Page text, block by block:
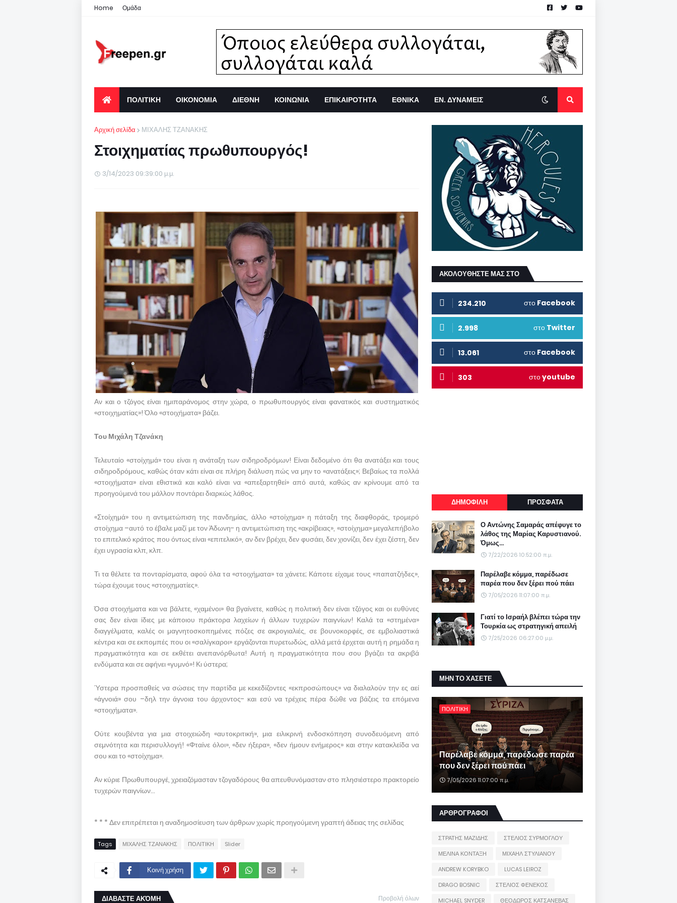
Home Ομάδα
ΠΟΛΙΤΙΚΗ ΟΙΚΟΝΟΜΙΑ ΔΙΕΘΝΗ ΚΟΙΝΩΝΙΑ ΕΠΙΚΑΙΡΟΤΗΤΑ ΕΘΝΙΚΑ ΕΝ. ΔΥΝΑΜΕΙΣ
Αρχική σελίδα ΜΙΧΑΛΗΣ ΤΖΑΝΑΚΗΣ
Στοιχηματίας πρωθυπουργός!
3/14/2023 09:39:00 μ.μ.
Αν και ο τζόγος είναι ημιπαράνομος στην χώρα, ο πρωθυπουργός είναι φανατικός και συστηματικός
«στοιχηματίας»! Όλο «στοιχήματα» βάζει.
Του Μιχάλη Τζανάκη
Τελευταίο «στοίχημά» του είναι η ανάταξη των σιδηροδρόμων! Είναι δεδομένο ότι θα ανατάξει και τους
σιδηροδρόμους, καθώς όταν κάτι είναι σε πλήρη διάλυση πώς να μην το «ανατάξεις»; Βεβαίως τα πολλά
«στοιχήματα» είναι εθιστικά και καλό είναι να «απεξαρτηθεί» από αυτά, καθώς αν κρίνουμε από τα
προηγούμενά του μάλλον ποντάρει διαρκώς λάθος.
«Στοίχημά» του η αντιμετώπιση της πανδημίας, άλλο «στοίχημα» η πάταξη της διαφθοράς, τρομερό
στοίχημα –αυτό το έβαλε μαζί με τον Άδωνη- η αντιμετώπιση της «ακρίβειας», «στοίχημα» μεγαλεπήβολο
το επιτελικό κράτος που όντως είναι «επιτελικό», αν δεν βρέχει, δεν φυσάει, δεν χιονίζει, δεν έχει ζέστη, δεν
έχει υγρασία κλπ, κλπ.
Τι τα θέλετε τα πονταρίσματα, αφού όλα τα «στοιχήματα» τα χάνετε; Κάποτε είχαμε τους «παπατζήδες»,
τώρα έχουμε τους «στοιχηματίες».
Όσα στοιχήματα και να βάλετε, «χαμένοι» θα βγαίνετε, καθώς η πολιτική δεν είναι τζόγος και οι ευθύνες
σας δεν είναι ίδιες με κάποιου πράκτορα λαχείων ή άλλων τυχερών παιγνίων! Καλά τα «στημένα»
διαγγέλματα, καλές οι μαγνητοσκοπημένες πόζες σε ακρογιαλιές, σε βουνοκορφές, σε εμβολιαστικά
κέντρα και σε εκπομπές που οι «σαλίγκαροι» εργάζονται πυρετωδώς, αλλά μετά έρχεται αυτή η ρημάδα η
πραγματικότητα και σε εκθέτει ανεπανόρθωτα! Αυτή η πραγματικότητα που σου βγάζει τα ακριβά
ενδύματα και σε αφήνει «γυμνό»! Κι ύστερα;
Ύστερα προσπαθείς να σώσεις την παρτίδα με κεκεδίζοντες «εκπροσώπους» να διαλαλούν την ες αεί
«άγνοιά» σου –δηλ την άγνοια του άρχοντος- και εσύ να τρέχεις πέρα δώθε να βάζεις τα επόμενα
«στοιχήματα».
Ούτε κουβέντα για μια στοιχειώδη «αυτοκριτική», μια ειλικρινή ενδοσκόπηση συνοδευόμενη από
σεμνότητα και περισυλλογή! «Φταίνε όλοι», «δεν ήξερα», «δεν ήμουν ενήμερος» και στην κατακλείδα να
σου και το «στοίχημα».
Αν κύριε Πρωθυπουργέ, χρειαζόμασταν τζογαδόρους θα απευθυνόμασταν στο πλησιέστερο πρακτορείο
τυχερών παιγνίων…
* * * Δεν επιτρέπεται η αναδημοσίευση των άρθρων χωρίς προηγούμενη γραπτή άδειας της σελίδας
Tags ΜΙΧΑΛΗΣ ΤΖΑΝΑΚΗΣ ΠΟΛΙΤΙΚΗ Slider
Κοινή χρήση
ΔΙΑΒΑΣΤΕ ΑΚΌΜΗ Προβολή όλων
ΑΚΟΛΟΥΘΗΣΤΕ ΜΑΣ ΣΤΟ
234.210 στο Facebook
2.998 στο Twitter
13.061 στο Facebook
303 στοyoutube
ΔΗΜΟΦΙΛΗ ΠΡΟΣΦΑΤΑ
Ο Αντώνης Σαμαράς απέφυγε το
λάθος της Μαρίας Καρυστιανού.
Όμως...
7/22/2026 10:52:00 π.μ.
Παρέλαβε κόμμα, παρέδωσε
παρέα που δεν ξέρει πού πάει
7/05/2026 11:07:00 π.μ.
Γιατί το Ισραήλ βλέπει τώρα την
Τουρκία ως στρατηγική απειλή
7/25/2026 06:27:00 μ.μ.
ΜΗΝ ΤΟ ΧΑΣΕΤΕ
ΠΟΛΙΤΙΚΗ
Παρέλαβε κόμμα, παρέδωσε παρέα
που δεν ξέρει πού πάει
7/05/2026 11:07:00 π.μ.
ΑΡΘΡΟΓΡΑΦΟΙ
ΣΤΡΑΤΗΣ ΜΑΖΙΔΗΣ
ΣΤΕΛΙΟΣ ΣΥΡΜΟΓΛΟΥ
ΜΕΛΙΝΑ ΚΟΝΤΑΞΗ
ΜΙΧΑΗΛ ΣΤΥΛΙΑΝΟΥ
ANDREW KORYBKO
LUCAS LEIROZ
DRAGO BOSNIC
ΣΤΕΛΙΟΣ ΦΕΝΕΚΟΣ
MICHAEL SNYDER
ΘΕΟΔΩΡΟΣ ΚΑΤΣΑΝΕΒΑΣ